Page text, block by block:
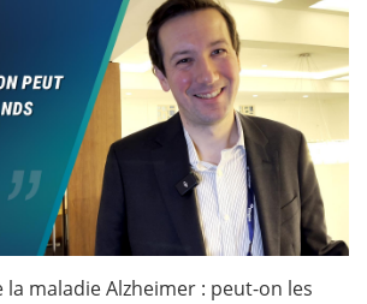
maladie Alzheimer : peut-on les